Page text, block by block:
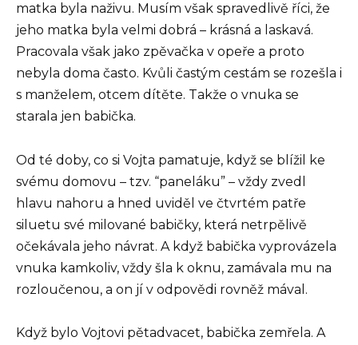
matka byla naživu. Musím však spravedlivě říci, že
jeho matka byla velmi dobrá – krásná a laskavá.
Pracovala však jako zpěvačka v opeře a proto
nebyla doma často. Kvůli častým cestám se rozešla i
s manželem, otcem dítěte. Takže o vnuka se
starala jen babička.
Od té doby, co si Vojta pamatuje, když se blížil ke
svému domovu – tzv. “paneláku” – vždy zvedl
hlavu nahoru a hned uviděl ve čtvrtém patře
siluetu své milované babičky, která netrpělivě
očekávala jeho návrat. A když babička vyprovázela
vnuka kamkoliv, vždy šla k oknu, zamávala mu na
rozloučenou, a on jí v odpovědi rovněž mával.
Když bylo Vojtovi pětadvacet, babička zemřela. A